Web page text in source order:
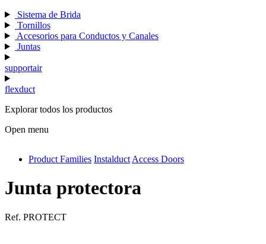
Sistema de Brida
Tornillos
Accesorios para Conductos y Canales
Juntas
supportair
flexduct
Explorar todos los productos
Open menu
antivib
isolfix
Product Families Instalduct Access Doors
Junta protectora
Ref. PROTECT